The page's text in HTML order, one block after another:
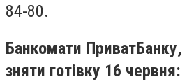
84-80.
Банкомати
зняти готівку 16 червня: